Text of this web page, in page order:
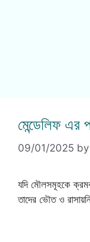
মেন্ডেলিফ এর
09/01/2025 by
যদি মৌলসমূহকে
তাদের ভৌত ও